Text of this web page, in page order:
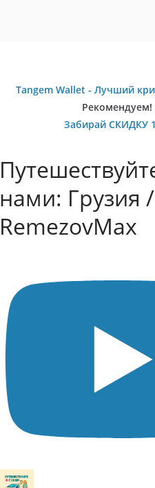
Tangem Wallet - Лучший
Рекомендуем!
Забирай СКИДКУ
нами: Грузия /
RemezovMax